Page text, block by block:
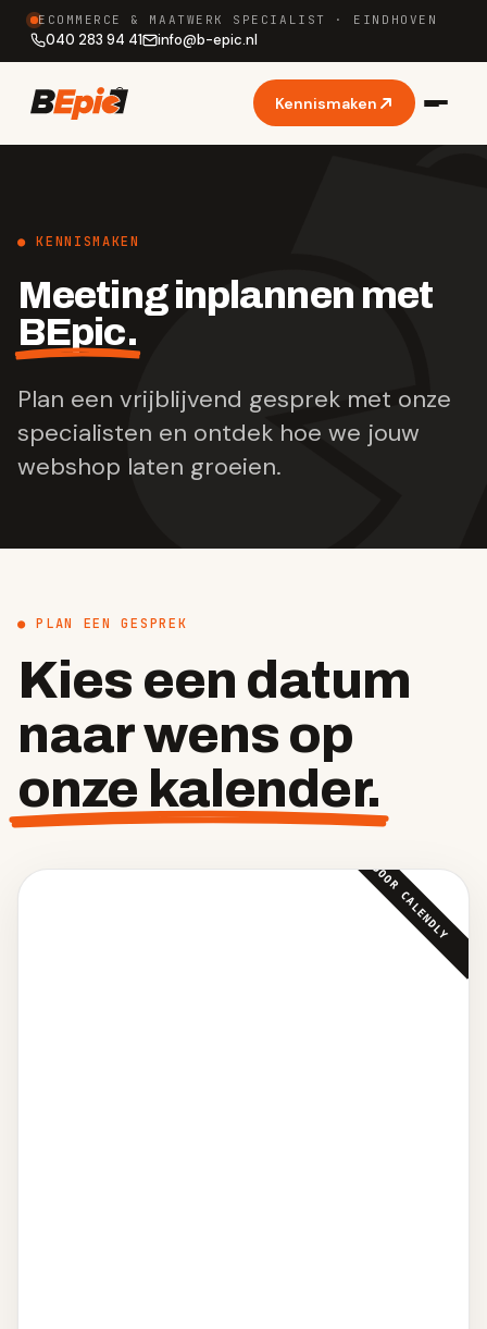
ECOMMERCE & MAATWERK SPECIALIST · EINDHOVEN
040 283 94 41 info@b-epic.nl
Kennismaken
● KENNISMAKEN
Meeting inplannen met
BEpic.
Plan een vrijblijvend gesprek met onze
specialisten en ontdek hoe we jouw
webshop laten groeien.
● PLAN EEN GESPREK
Kies een datum
naar wens op
onze kalender.
DOOR CALENDLY